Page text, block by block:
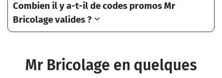
Combien il y a-t-il de codes promos Mr
Bricolage valides ?
Mr Bricolage en quelques